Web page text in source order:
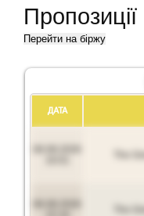
Перейти на біржу
ДАТА